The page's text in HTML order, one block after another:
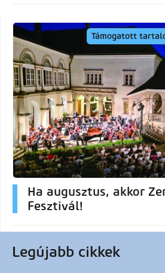
Támogatott
Ha augusztus, akkor
Fesztivál!
Legújabb cikkek